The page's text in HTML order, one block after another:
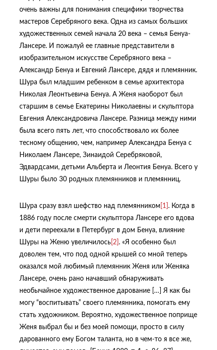
очень важны для понимания специфики творчества
мастеров Серебряного века. Одна из самых больших
художественных семей начала 20 века – семья Бенуа-
Лансере. И пожалуй ее главные представители в
изобразительном искусстве Серебряного века –
Александр Бенуа и Евгений Лансере, дядя и племянник.
Шура был младшим ребенком в семье архитектора
Николая Леонтьевича Бенуа. А Женя наоборот был
старшим в семье Екатерины Николаевны и скульптора
Евгения Александровича Лансере. Разница между ними
была всего пять лет, что способствовало их более
тесному общению, чем, например Александра Бенуа с
Николаем Лансере, Зинаидой Серебряковой,
Эдвардсами, детьми Альберта и Леонтия Бенуа. Всего у
Шуры было 30 родных племянников и племянниц.
Шура сразу взял шефство над племянником [1] . Когда в
1886 году после смерти скульптора Лансере его вдова
и дети переехали в Петербург в дом Бенуа, влияние
Шуры на Женю увеличилось [2] . «Я особенно был
доволен тем, что под одной крышей со мной теперь
оказался мой любимый племянник Женя или Женяка
Лансере, очень рано начавший обнаруживать
необычайное художественное дарование […] Я как бы
могу “воспитывать” своего племянника, помогать ему
стать художником. Вероятно, художественное поприще
Женя выбрал бы и без моей помощи, просто в силу
дарованного ему Богом таланта, но в чем-то я все же,